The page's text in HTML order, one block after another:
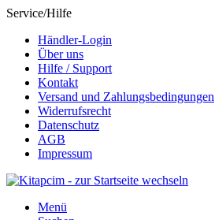
Service/Hilfe
Händler-Login
Über uns
Hilfe / Support
Kontakt
Versand und Zahlungsbedingungen
Widerrufsrecht
Datenschutz
AGB
Impressum
Menü